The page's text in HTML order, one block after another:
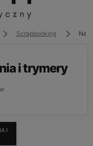
oferty lub
Scrapbooking
i trymery
I